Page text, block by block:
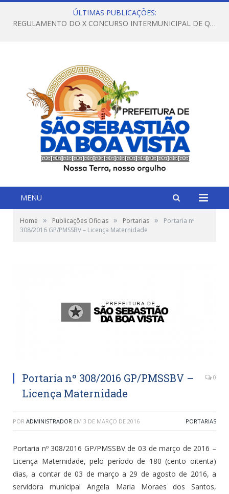
ÚLTIMAS PUBLICAÇÕES:
REGULAMENTO DO X CONCURSO INTERMUNICIPAL DE QUADRILHAS JUNINAS – 2026 – ARRAIÁ DA VENEZA
MENU
Home » Publicações Oficias » Portarias »
Portaria nº
308/2016 GP/PMSSBV – Licença Maternidade
Portaria nº 308/2016 GP/PMSSBV –
Licença Maternidade
0
POR ADMINISTRADOR EM 3 DE MARÇO DE 2016 PORTARIAS
Portaria nº 308/2016 GP/PMSSBV de 03 de março de 2016 –
Licença Maternidade, pelo período de 180 (cento oitenta)
dias, a contar de 03 de março a 29 de agosto de 2016, a
servidora municipal Angela Maria Moraes dos Santos,